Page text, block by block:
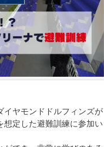
ヤモンドドルフィンズが
定した避難訓練に参加い